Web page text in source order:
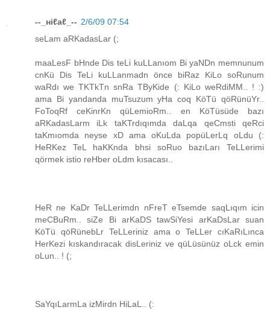
--_нiℓaℓ_-- 2/6/09 07:54
seLam aRKadasLar (;
maaLesF bHnde Dis teLi kuLLanıom Bi yaNDn memnunum
cnKü Dis TeLi kuLLanmadn önce biRaz KiLo soRunum
waRdı we TKTkTn snRa TByKide (: KiLo weRdiMM.. ! :)
ama Bi yandanda muTsuzum yHa coq KöTü qöRünüYr..
FoToqRf ceKinrKn qüLemioRm.. en KöTüsüde bazı
aRKadasLarm iLk taKTrdıqımda daLqa qeCmsti qeRci
taKmıomda neyse xD ama oKuLda popüLerLq oLdu (:
HeRKez TeL haKKnda bhsi soRuo bazıLarı TeLLerimi
qörmek istio reHber oLdm kısacası..
HeR ne KaDr TeLLerimdn nFreT eTsemde saqLıqım icin
meCBuRm.. siZe Bi arKaDS tawSiYesi arKaDsLar suan
KöTü qöRünebLr TeLLeriniz ama o TeLLer cıKaRıLınca
HerKezi kıskandıracak disLeriniz ve qüLüsünüz oLck emin
oLun.. ! (;
SaYqıLarmLa izMirdn HiLaL.. (: